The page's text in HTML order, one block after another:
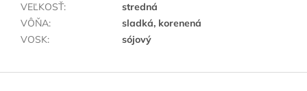
VEĽKOSŤ:
stredná
VÔŇA:
sladká, korenená
VOSK: sójový